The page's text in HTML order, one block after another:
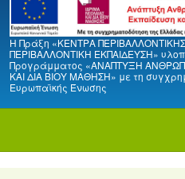
Η Πράξη «ΚΕΝΤΡΑ
ΠΕΡΙΒΑΛΛΟΝΤΙΚΗ ΕΚΠΑΙΔΕΥΣΗ»
Προγράμματος «ΑΝΑΠΤΥΞΗ
ΚΑΙ ΔΙΑ ΒΙΟΥ ΜΑΘΗΣΗ» με τη
Ευρωπαϊκής Ένωσης